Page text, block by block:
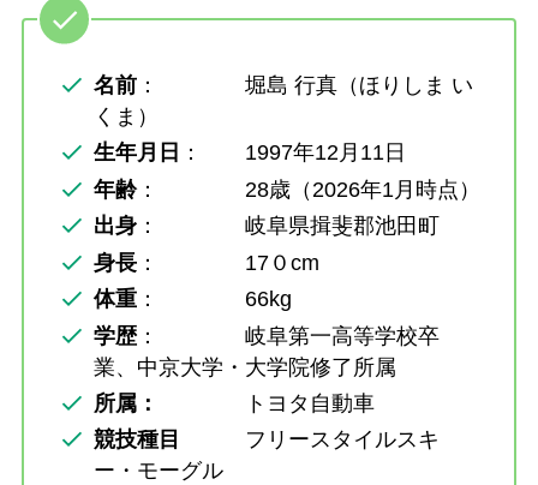
名前 ： 堀島 行真（ほりしま い
くま）
生年月日 ： 1997年12月11日
年齢： 28歳（2026年1月時点）
出身 ： 岐阜県揖斐郡池田町
身長 ： 17０cm
体重 ： 66kg
学歴 ： 岐阜第一高等学校卒
業、中京大学・大学院修了所属
所属：
トヨタ自動車
競技種目
フリースタイルスキ
ー・モーグル